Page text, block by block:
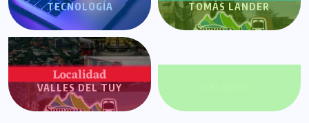
TECNOLOGÍA TOMÁS LANDER
VALLES DEL TUY